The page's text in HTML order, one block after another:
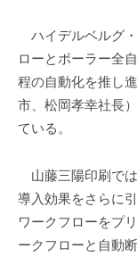
ハイデルベルグ
ローとポーラー全
程の自動化を推し
市、松岡孝幸社長
ている。
山藤三陽印刷で
導入効果をさらに
ワークフローをプ
ークフローと自動